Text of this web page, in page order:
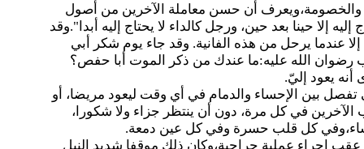
والخصومة،ويعرف أن حسن معاملة الآخرين من أصول
إلا حينا بعد حين، ورجل كالداء لا يحتاج إليه أبدا".وقد
عندما يرحل من هذه الفانية. وقد جاء يوم شكر أبي
رضوان الله عليه:ما عندك من ذكر الموت أبا حفص؟
يعود إليّ.
تفصل بين الإحساء والدمام في أي وقت ليعود مريضا، أو
الآخرين في كل مرة، دون أن ينتظر جزاء ولا شكورا،
كل قلب حسرة وفي كل عين دمعة.
إجراء عملية جراحية،وكان ذلك موقفا شديد النبل